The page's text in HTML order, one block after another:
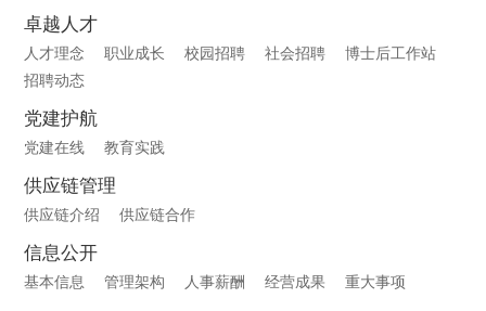
卓越人才
人才理念 职业成长 校园招聘 社会招聘
博士后工作站
招聘动态
党建护航
党建在线 教育实践
供应链管理
供应链介绍 供应链合作
信息公开
基本信息 管理架构 人事薪酬 经营成果 重大事项